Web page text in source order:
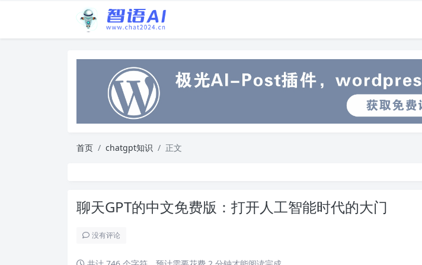
首页 chatgpt知识 正文
聊天GPT的中文免费版：打开人工智能时代的大门
没有评论